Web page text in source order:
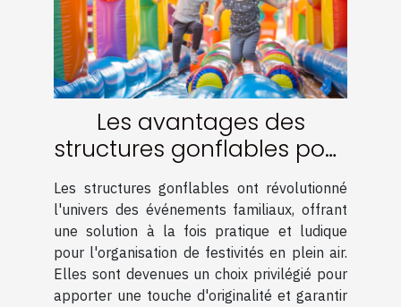
Les avantages des
structures gonflables pour
événements familiaux
Les structures gonflables ont révolutionné
l'univers des événements familiaux, offrant
une solution à la fois pratique et ludique
pour l'organisation de festivités en plein air.
Elles sont devenues un choix privilégié pour
apporter une touche d'originalité et garantir